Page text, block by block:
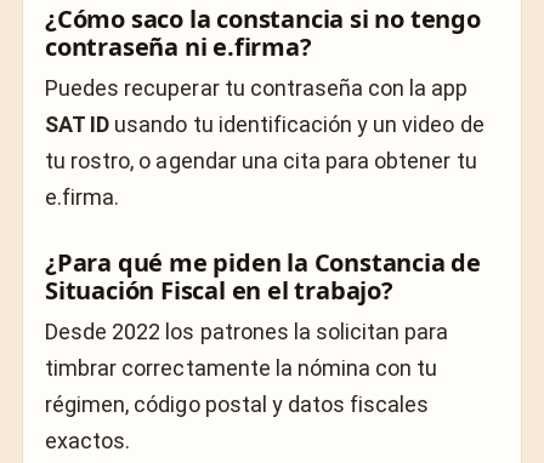
¿Cómo saco la constancia si no tengo
contraseña ni e.firma?
Puedes recuperar tu contraseña con la app
SAT ID usando tu identificación y un video de
tu rostro, o agendar una cita para obtener tu
e.firma.
¿Para qué me piden la Constancia de
Situación Fiscal en el trabajo?
Desde 2022 los patrones la solicitan para
timbrar correctamente la nómina con tu
régimen, código postal y datos fiscales
exactos.